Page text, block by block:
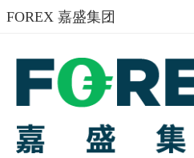
FOREX 嘉盛集团